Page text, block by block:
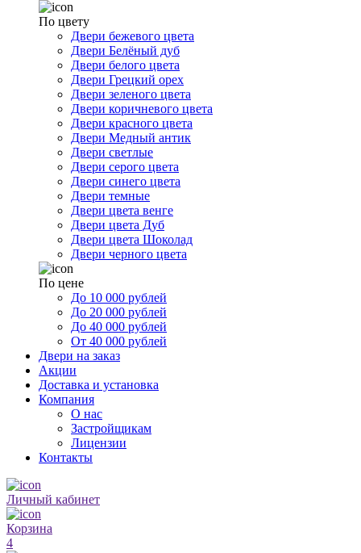
По цвету
Двери бежевого цвета
Двери Белёный дуб
Двери белого цвета
Двери Грецкий орех
Двери зеленого цвета
Двери коричневого цвета
Двери красного цвета
Двери Медный антик
Двери светлые
Двери серого цвета
Двери синего цвета
Двери темные
Двери цвета венге
Двери цвета Дуб
Двери цвета Шоколад
Двери черного цвета
По цене
До 10 000 рублей
До 20 000 рублей
До 40 000 рублей
От 40 000 рублей
Двери на заказ
Акции
Доставка и установка
Компания
О нас
Застройщикам
Лицензии
Контакты
Личный кабинет
Корзина
4